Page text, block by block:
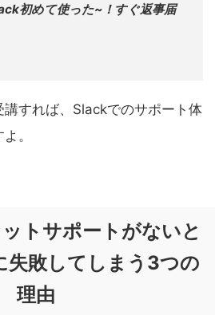
初めて使った~！すぐ返事届
すれば、Slackでのサポート体
。
トサポートがないと
失敗してしまう3つの
理由